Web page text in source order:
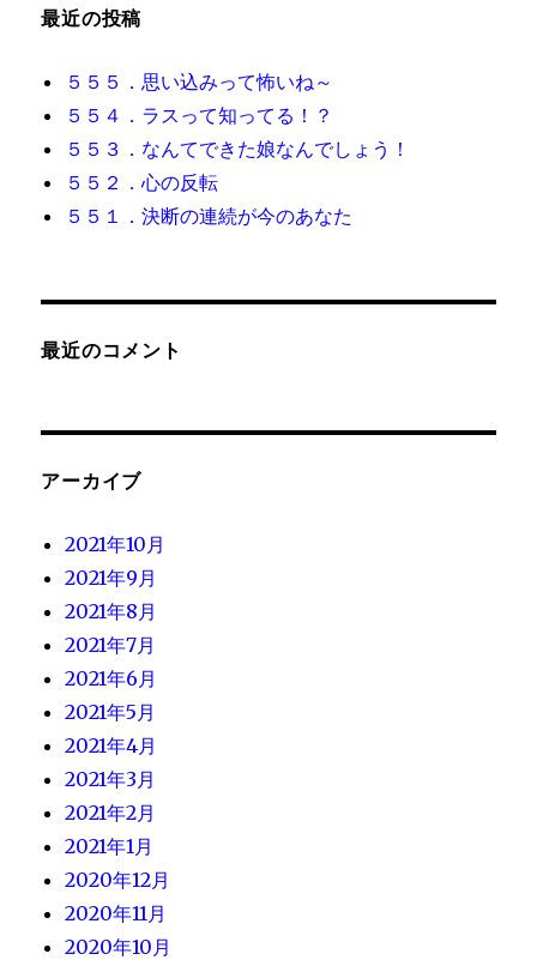
最近の投稿
５５５．思い込みって怖いね～
５５４．ラスって知ってる！？
５５３．なんてできた娘なんでしょう！
５５２．心の反転
５５１．決断の連続が今のあなた
最近のコメント
アーカイブ
2021年10月
2021年9月
2021年8月
2021年7月
2021年6月
2021年5月
2021年4月
2021年3月
2021年2月
2021年1月
2020年12月
2020年11月
2020年10月